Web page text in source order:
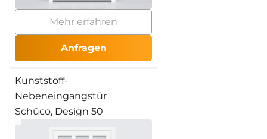
Mehr erfahren
Anfragen
Kunststoff-
Nebeneingangstür
Schüco, Design 50